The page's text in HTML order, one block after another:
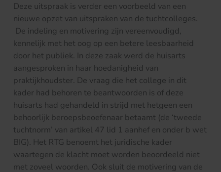
Deze uitspraak is verder een voorbeeld van een
nieuwe opzet van uitspraken van de tuchtcolleges.
De indeling en motivering zijn vereenvoudigd,
kennelijk met het oog op een betere leesbaarheid
door het publiek. In deze zaak werd de huisarts
aangesproken in haar hoedanigheid van
praktijkhoudster. De vraag die het college in dit
kader had behoren te beantwoorden is of deze
huisarts had gehandeld in strijd met hetgeen een
behoorlijk beroepsbeoefenaar betaamt (de ‘tweede
tuchtnorm’ van artikel 47 lid 1 aanhef en onder b wet
BIG). Het RTG benoemt het juridische kader
waartegen de klacht moet worden beoordeeld niet
met zoveel woorden. Ook sluit de motivering van de